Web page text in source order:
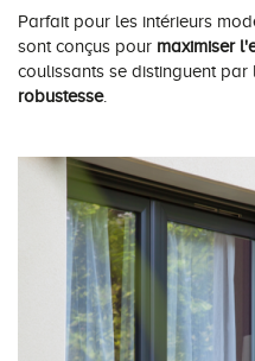
Parfait pour les intérieurs
sont conçus pour maximiser
coulissants se distinguent par
robustesse.